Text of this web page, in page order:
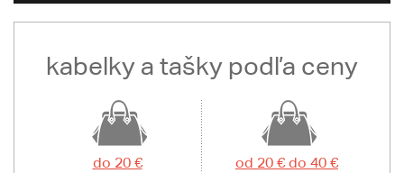
kabelky a tašky podľa ceny
do 20 € od 20 € do 40 €